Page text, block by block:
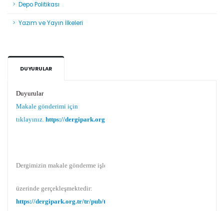
Depo Politikası
Yazım ve Yayın İlkeleri
DUYURULAR